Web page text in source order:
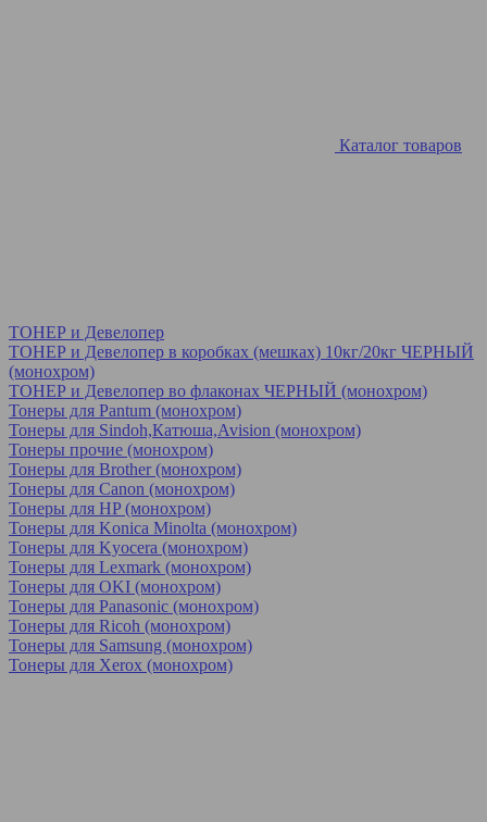
Каталог товаров
ТОНЕР и Девелопер
ТОНЕР и Девелопер в коробках (мешках) 10кг/20кг ЧЕРНЫЙ
(монохром)
ТОНЕР и Девелопер во флаконах ЧЕРНЫЙ (монохром)
Тонеры для Pantum (монохром)
Тонеры для Sindoh,Катюша,Avision (монохром)
Тонеры прочие (монохром)
Тонеры для Brother (монохром)
Тонеры для Canon (монохром)
Тонеры для HP (монохром)
Тонеры для Konica Minolta (монохром)
Тонеры для Kyocera (монохром)
Тонеры для Lexmark (монохром)
Тонеры для OKI (монохром)
Тонеры для Panasonic (монохром)
Тонеры для Ricoh (монохром)
Тонеры для Samsung (монохром)
Тонеры для Xerox (монохром)